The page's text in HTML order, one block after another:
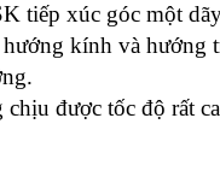
tiếp xúc góc một
kính và hướng
được tốc độ rất